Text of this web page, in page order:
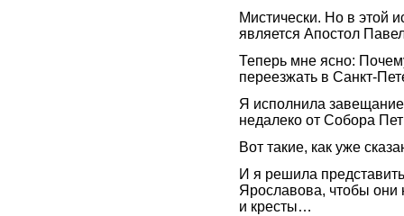
Мистически. Но в этой
является Апостол
Теперь мне ясно:
переезжать в Санкт-
Я исполнила
недалеко от Собора
Вот такие, как уже
И я решила
Ярославова, чтобы они
и кресты…